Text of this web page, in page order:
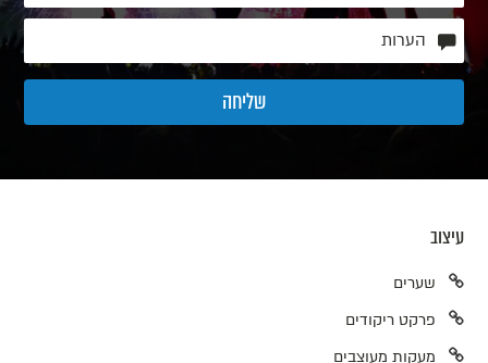
עיצוב
שערים
פרקט ריקודים
מעקות מעוצבים